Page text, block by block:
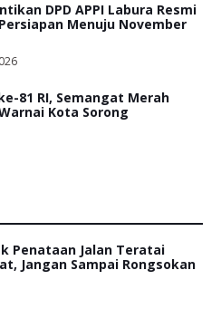
DPD APPI Labura Resmi
Menuju November
81 RI, Semangat Merah
Kota Sorong
Penataan Jalan Teratai
Jangan Sampai Rongsokan